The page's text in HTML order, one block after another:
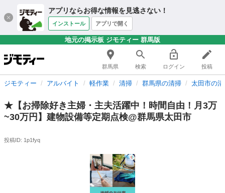
アプリならお得な情報を見逃さない！
インストール アプリで開く
地元の掲示板 ジモティー 群馬版
群馬県 検索 ログイン 投稿
ジモティー アルバイト 軽作業 清掃 群馬県の清掃 太田市の
★【お掃除好き主婦・主夫活躍中！時間自由！月3万
~30万円】建物設備等定期点検@群馬県太田市
投稿ID: 1p1fyq